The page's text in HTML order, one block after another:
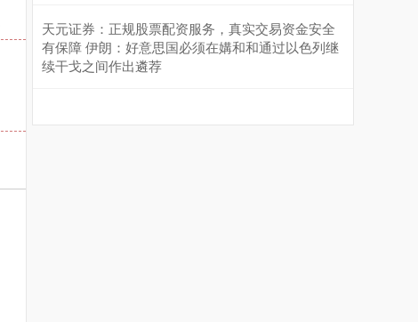
天元证券：正规股票配资服务，真实交易资金安全
有保障 伊朗：好意思国必须在媾和和通过以色列继
续干戈之间作出遴荐